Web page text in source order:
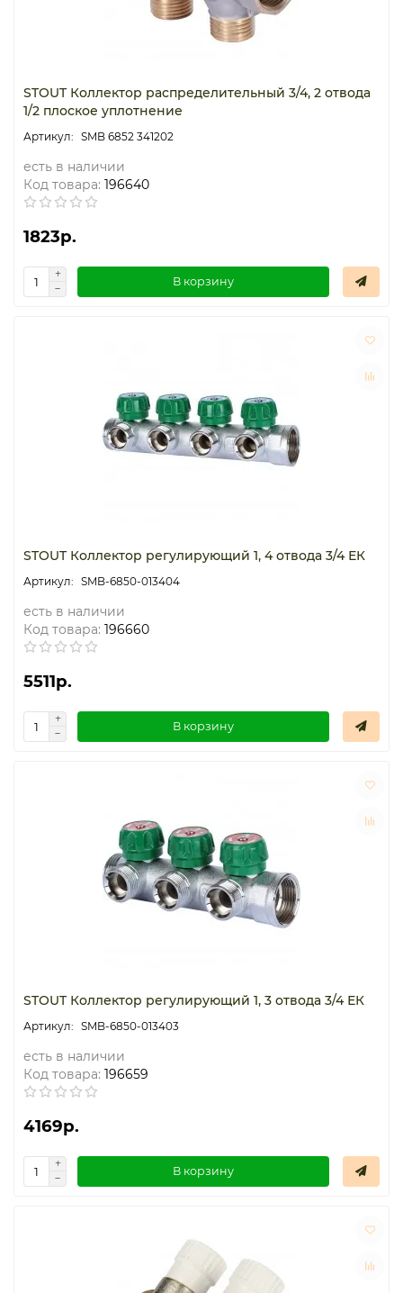
STOUT Коллектор распределительный 3/4, 2 отвода
1/2 плоское уплотнение
SMB 6852 341202
есть в наличии
Код товара: 196640
1823р.
В корзину
STOUT Коллектор регулирующий 1, 4 отвода 3/4 ЕК
SMB-6850-013404
есть в наличии
Код товара: 196660
5511р.
В корзину
STOUT Коллектор регулирующий 1, 3 отвода 3/4 ЕК
SMB-6850-013403
есть в наличии
Код товара: 196659
4169р.
В корзину